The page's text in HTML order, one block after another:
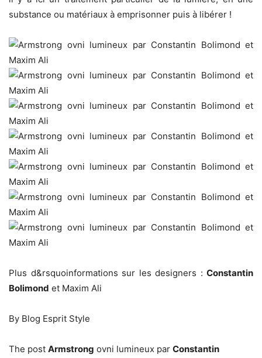
substance ou matériaux à emprisonner puis à libérer !
Plus d&rsquoinformations sur les designers : Constantin
Bolimond et Maxim Ali
By Blog Esprit Style
The post Armstrong ovni lumineux par Constantin